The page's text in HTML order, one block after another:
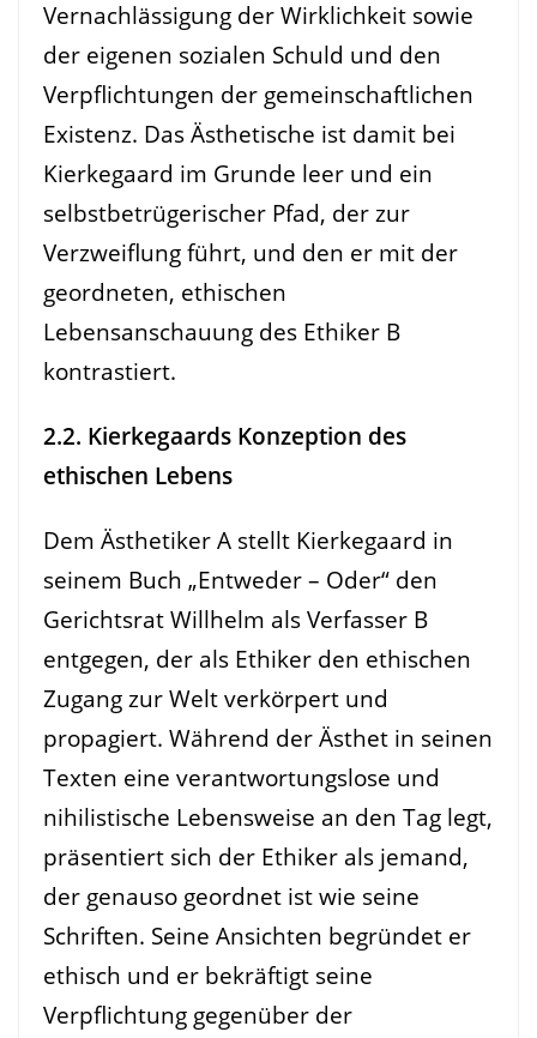
Vernachlässigung der Wirklichkeit sowie
der eigenen sozialen Schuld und den
Verpflichtungen der gemeinschaftlichen
Existenz. Das Ästhetische ist damit bei
Kierkegaard im Grunde leer und ein
selbstbetrügerischer Pfad, der zur
Verzweiflung führt, und den er mit der
geordneten, ethischen
Lebensanschauung des Ethiker B
kontrastiert.
2.2. Kierkegaards Konzeption des
ethischen Lebens
Dem Ästhetiker A stellt Kierkegaard in
seinem Buch „Entweder – Oder“ den
Gerichtsrat Willhelm als Verfasser B
entgegen, der als Ethiker den ethischen
Zugang zur Welt verkörpert und
propagiert. Während der Ästhet in seinen
Texten eine verantwortungslose und
nihilistische Lebensweise an den Tag legt,
präsentiert sich der Ethiker als jemand,
der genauso geordnet ist wie seine
Schriften. Seine Ansichten begründet er
ethisch und er bekräftigt seine
Verpflichtung gegenüber der